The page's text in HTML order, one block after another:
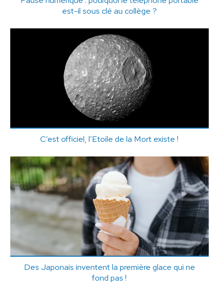
est-il sous clé au collège ?
C’est officiel, l’Etoile de la Mort existe !
Des Japonais inventent la première glace qui ne
fond pas !